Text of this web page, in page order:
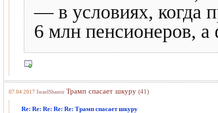
— в условиях, когда
6 млн пенсионеров,
07.04.2017 IsraelShamir Трамп спасает шкуру (41)
Re: Re: Re: Re: Re: Трамп спасает шкуру